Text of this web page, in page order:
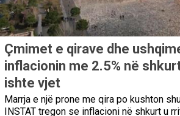
Çmimet e qirave dhe
inflacionin me 2.5% në
ishte vjet
Marrja e një prone me qira po kushton
INSTAT tregon se inflacioni në shkurt u